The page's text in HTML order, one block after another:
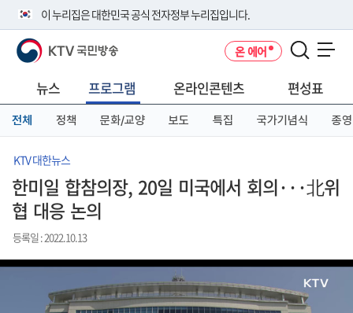
이 누리집은 대한민국 공식 전자정부 누리집입니다.
공식 누리집 주소 확인하기
니다.
이밖에 or.kr 또는 .kr등 다른 도메인 주소를 사용하고 있다면 아래 URL에
서 도메인 주소를 확인해 보세요
KTV 국민방송 온 에어
뉴스 프로그램 온라인콘텐츠 편성표
전체 정책 문화/교양 보도 특집 국가기념식 종영
KTV 대한뉴스
한미일 합참의장, 20일 미국에서 회의···北위
협 대응 논의
등록일 : 2022.10.13